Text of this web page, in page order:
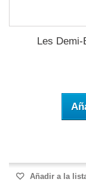
Les Demi-
Añadir a la